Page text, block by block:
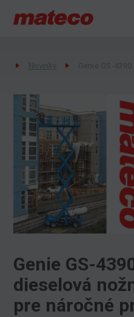
Genie GS-
dieselová
pre náročné